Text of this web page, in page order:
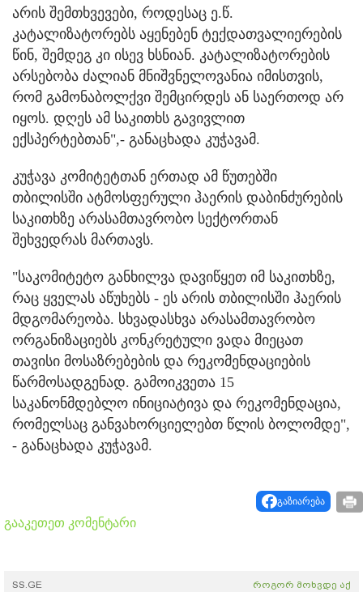
არის შემთხვევები, როდესაც ე.წ.
კატალიზატორებს აყენებენ ტექდათვალიერების
წინ, შემდეგ კი ისევ ხსნიან. კატალიზატორების
არსებობა ძალიან მნიშვნელოვანია იმისთვის,
რომ გამონაბოლქვი შემცირდეს ან საერთოდ არ
იყოს. დღეს ამ საკითხს გავივლით
ექსპერტებთან",- განაცხადა კუჭავამ.
კუჭავა კომიტეტთან ერთად ამ წუთებში
თბილისში ატმოსფერული ჰაერის დაბინძურების
საკითხზე არასამთავრობო სექტორთან
შეხვედრას მართავს.
"საკომიტეტო განხილვა დავიწყეთ იმ საკითხზე,
რაც ყველას აწუხებს - ეს არის თბილისში ჰაერის
მდგომარეობა. სხვადასხვა არასამთავრობო
ორგანიზაციებს კონკრეტული ვადა მიეცათ
თავისი მოსაზრებების და რეკომენდაციების
წარმოსადგენად. გამოიკვეთა 15
საკანონმდებლო ინიციატივა და რეკომენდაცია,
რომელსაც განვახორციელებთ წლის ბოლომდე",
- განაცხადა კუჭავამ.
გაზიარება
გააკეთეთ კომენტარი
SS.GE როგორ მოხვდე აქ